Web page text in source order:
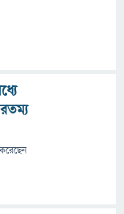
করেছেন